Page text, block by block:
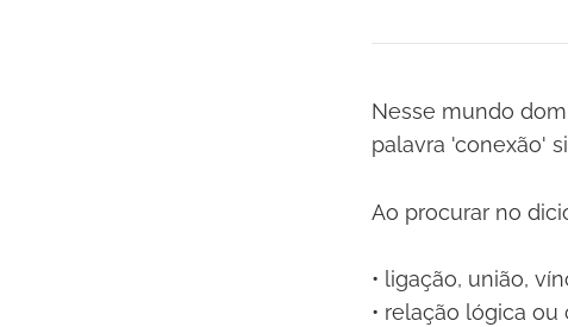
Nesse mundo
palavra 'conexão'
Ao procurar no
• ligação, união,
• relação lógica ou